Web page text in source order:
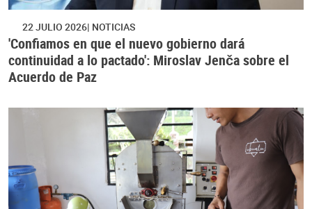
22 JULIO 2026 NOTICIAS
'Confiamos en que el nuevo gobierno dará
continuidad a lo pactado': Miroslav Jenča sobre el
Acuerdo de Paz